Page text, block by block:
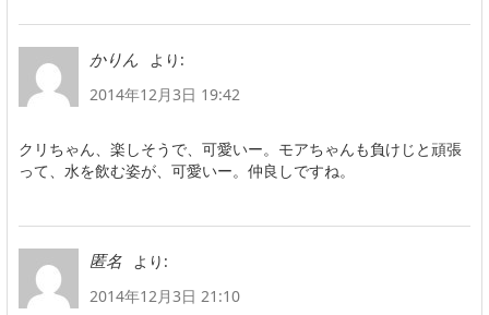
かりん
より:
2014年12月3日 19:42
クリちゃん、楽しそうで、可愛いー。モアちゃんも負けじと頑張
って、水を飲む姿が、可愛いー。仲良しですね。
匿名
より:
2014年12月3日 21:10